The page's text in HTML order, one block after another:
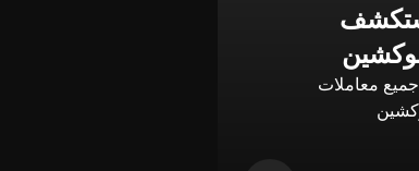
جميع معاملات